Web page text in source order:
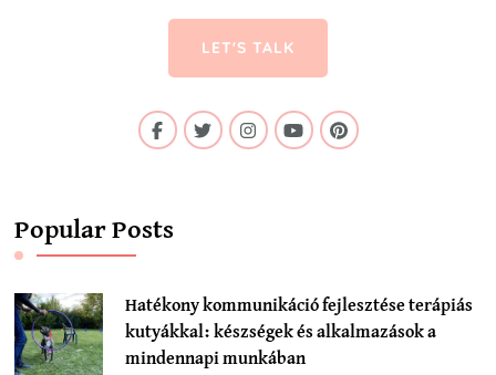
LET'S TALK
Popular Posts
Hatékony kommunikáció fejlesztése terápiás
kutyákkal: készségek és alkalmazások a
mindennapi munkában